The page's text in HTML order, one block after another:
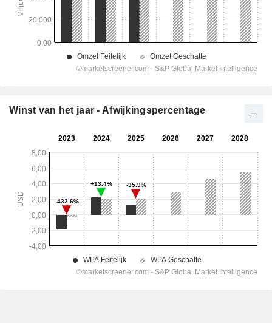
Winst van het jaar - Afwijkingspercentage